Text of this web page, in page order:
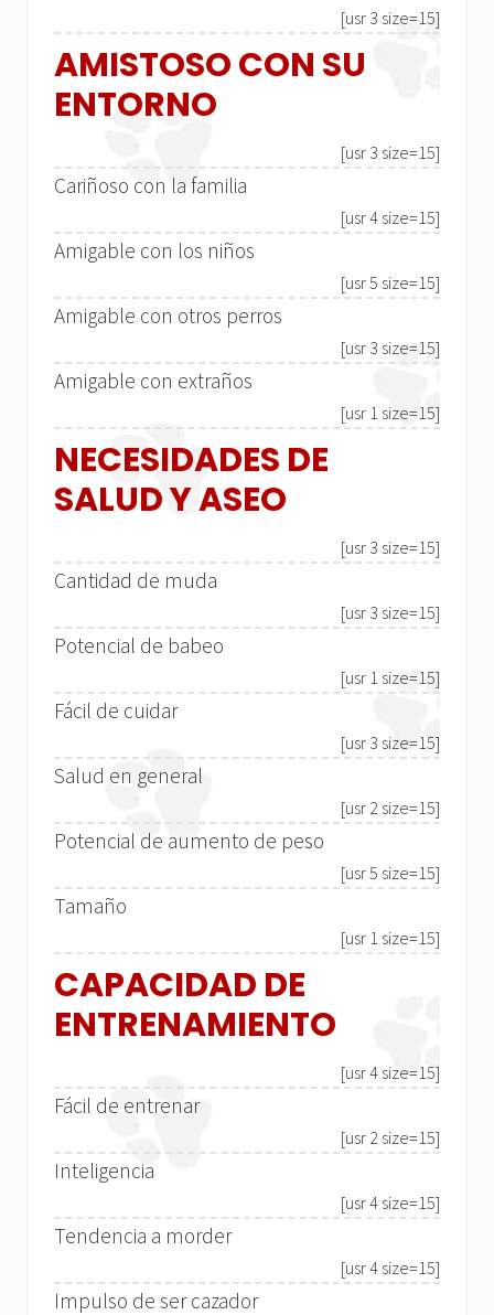
[usr 3 size=15]
AMISTOSO CON SU
ENTORNO
[usr 3 size=15]
Cariñoso con la familia
[usr 4 size=15]
Amigable con los niños
[usr 5 size=15]
Amigable con otros perros
[usr 3 size=15]
Amigable con extraños
[usr 1 size=15]
NECESIDADES DE
SALUD Y ASEO
[usr 3 size=15]
Cantidad de muda
[usr 3 size=15]
Potencial de babeo
[usr 1 size=15]
Fácil de cuidar
[usr 3 size=15]
Salud en general
[usr 2 size=15]
Potencial de aumento de peso
[usr 5 size=15]
Tamaño
[usr 1 size=15]
CAPACIDAD DE
ENTRENAMIENTO
[usr 4 size=15]
Fácil de entrenar
[usr 2 size=15]
Inteligencia
[usr 4 size=15]
Tendencia a morder
[usr 4 size=15]
Impulso de ser cazador